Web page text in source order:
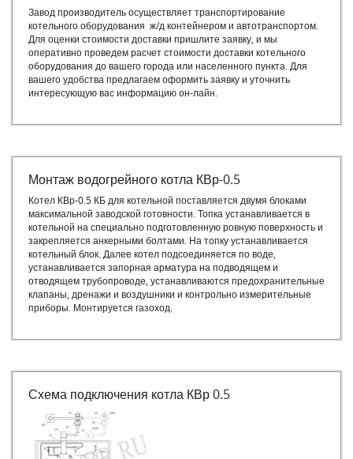
Завод производитель осуществляет транспортирование
котельного оборудования ж/д контейнером и автотранспортом.
Для оценки стоимости доставки пришлите заявку, и мы
оперативно проведем расчет стоимости доставки котельного
оборудования до вашего города или населенного пункта. Для
вашего удобства предлагаем оформить заявку и уточнить
интересующую вас информацию он-лайн.
Монтаж водогрейного котла КВр-0.5
Котел КВр-0.5 КБ для котельной поставляется двумя блоками
максимальной заводской готовности. Топка устанавливается в
котельной на специально подготовленную ровную поверхность и
закрепляется анкерными болтами. На топку устанавливается
котельный блок. Далее котел подсоединяется по воде,
устанавливается запорная арматура на подводящем и
отводящем трубопроводе, устанавливаются предохранительные
клапаны, дренажи и воздушники и контрольно измерительные
приборы. Монтируется газоход.
Схема подключения котла КВр 0.5